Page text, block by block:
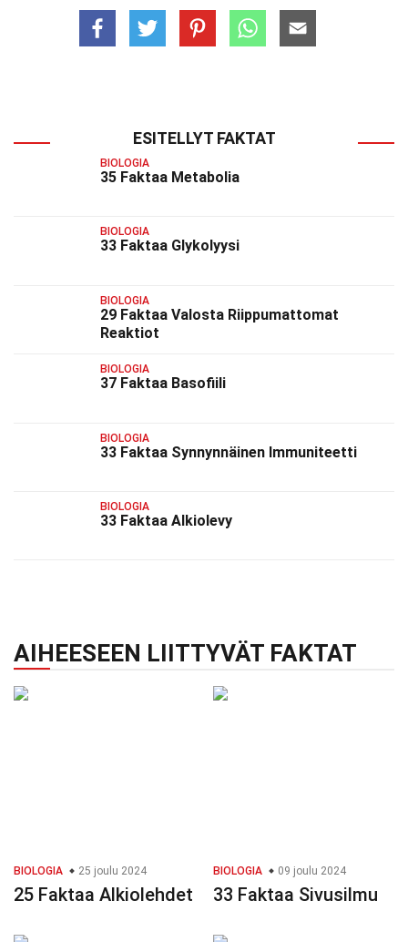
ESITELLYT FAKTAT
BIOLOGIA
35 Faktaa Metabolia
BIOLOGIA
33 Faktaa Glykolyysi
BIOLOGIA
29 Faktaa Valosta Riippumattomat
Reaktiot
BIOLOGIA
37 Faktaa Basofiili
BIOLOGIA
33 Faktaa Synnynnäinen Immuniteetti
BIOLOGIA
33 Faktaa Alkiolevy
AIHEESEEN LIITTYVÄT FAKTAT
BIOLOGIA 25 joulu 2024
25 Faktaa Alkiolehdet
BIOLOGIA 09 joulu 2024
33 Faktaa Sivusilmu